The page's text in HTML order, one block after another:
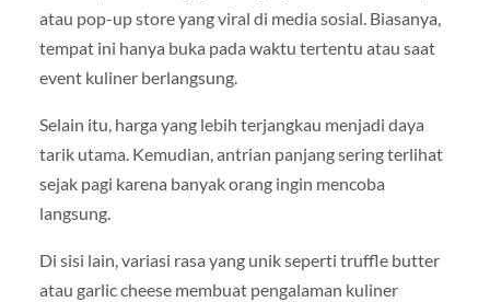
atau pop-up store yang viral di media sosial. Biasanya,
tempat ini hanya buka pada waktu tertentu atau saat
event kuliner berlangsung.
Selain itu, harga yang lebih terjangkau menjadi daya
tarik utama. Kemudian, antrian panjang sering terlihat
sejak pagi karena banyak orang ingin mencoba
langsung.
Di sisi lain, variasi rasa yang unik seperti truffle butter
atau garlic cheese membuat pengalaman kuliner